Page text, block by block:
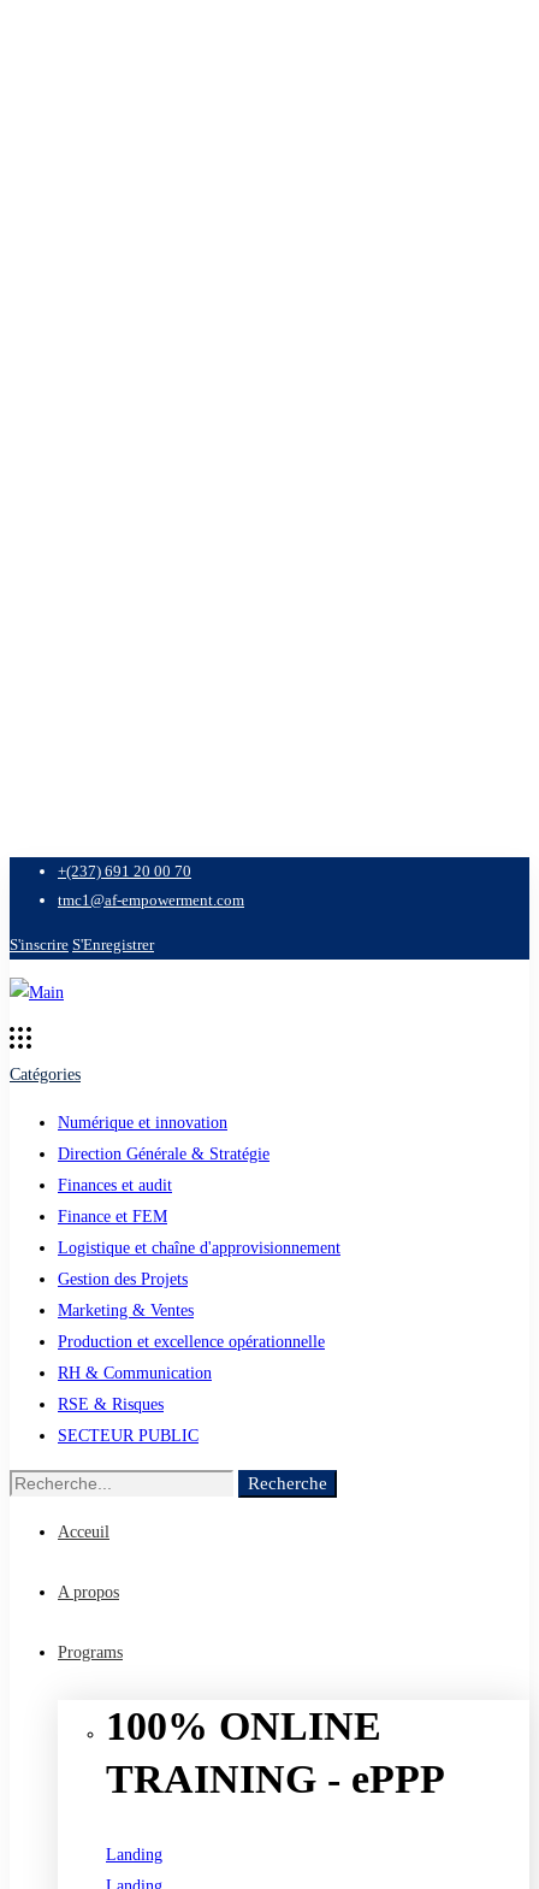
+(237) 691 20 00 70
tmc1@af-empowerment.com
S'inscrire S'Enregistrer
Catégories
Numérique et innovation
Direction Générale & Stratégie
Finances et audit
Finance et FEM
Logistique et chaîne d'approvisionnement
Gestion des Projets
Marketing & Ventes
Production et excellence opérationnelle
RH & Communication
RSE & Risques
SECTEUR PUBLIC
Recherche
Recherche
Acceuil
A propos
Programs
100% ONLINE
TRAINING - ePPP
Landing